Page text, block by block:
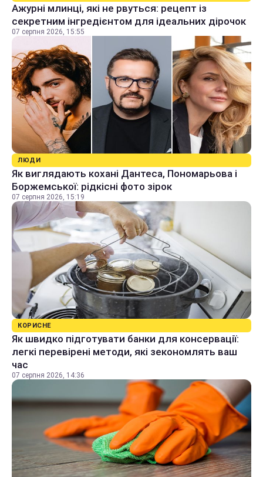
Ажурні млинці, які не рвуться: рецепт із
секретним інгредієнтом для ідеальних дірочок
07 серпня 2026, 15:55
ЛЮДИ
Як виглядають кохані Дантеса, Пономарьова і
Боржемської: рідкісні фото зірок
07 серпня 2026, 15:19
КОРИСНЕ
Як швидко підготувати банки для консервації:
легкі перевірені методи, які зекономлять ваш
час
07 серпня 2026, 14:36